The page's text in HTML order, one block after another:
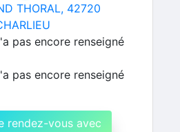
THORAL, 42720
pas encore renseigné
pas encore renseigné
rendez-vous avec